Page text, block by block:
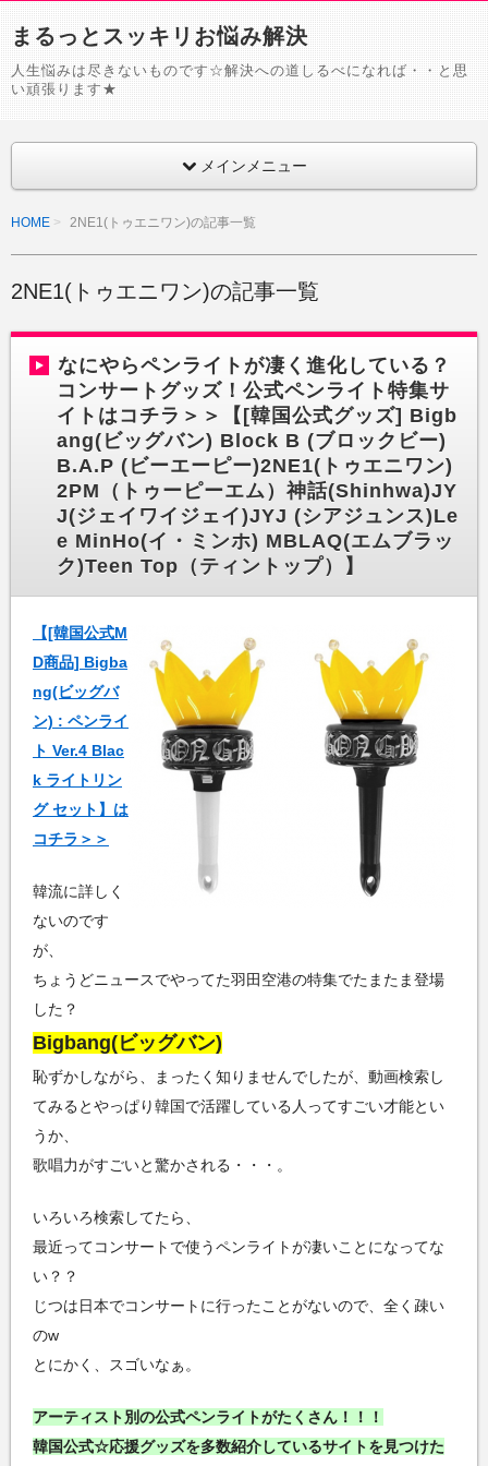
まるっとスッキリお悩み解決
人生悩みは尽きないものです☆解決への道しるべになれば・・と思
い頑張ります★
メインメニュー
HOME 2NE1(トゥエニワン)の記事一覧
2NE1(トゥエニワン)の記事一覧
なにやらペンライトが凄く進化している？
コンサートグッズ！公式ペンライト特集サ
イトはコチラ＞＞【[韓国公式グッズ] Bigb
ang(ビッグバン) Block B (ブロックビー)
B.A.P (ビーエーピー)2NE1(トゥエニワン)
2PM（トゥーピーエム）神話(Shinhwa)JY
J(ジェイワイジェイ)JYJ (シアジュンス)Le
e MinHo(イ・ミンホ) MBLAQ(エムブラッ
ク)Teen Top（ティントップ）】
【[韓国公式M
D商品] Bigba
ng(ビッグバ
ン) : ペンライ
ト Ver.4 Blac
k ライトリン
グ セット】は
コチラ＞＞
韓流に詳しく
ないのです
が、
ちょうどニュースでやってた羽田空港の特集でたまたま登場
した？
Bigbang(ビッグバン)
恥ずかしながら、まったく知りませんでしたが、動画検索し
てみるとやっぱり韓国で活躍している人ってすごい才能とい
うか、
歌唱力がすごいと驚かされる・・・。
いろいろ検索してたら、
最近ってコンサートで使うペンライトが凄いことになってな
い？？
じつは日本でコンサートに行ったことがないので、全く疎い
のw
とにかく、スゴいなぁ。
アーティスト別の公式ペンライトがたくさん！！！
韓国公式☆応援グッズを多数紹介しているサイトを見つけた